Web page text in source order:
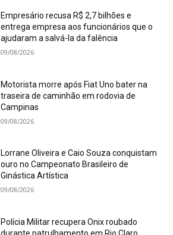
Empresário recusa R$ 2,7 bilhões e
entrega empresa aos funcionários que o
ajudaram a salvá-la da falência
09/08/2026
Motorista morre após Fiat Uno bater na
traseira de caminhão em rodovia de
Campinas
09/08/2026
Lorrane Oliveira e Caio Souza conquistam
ouro no Campeonato Brasileiro de
Ginástica Artística
09/08/2026
Polícia Militar recupera Onix roubado